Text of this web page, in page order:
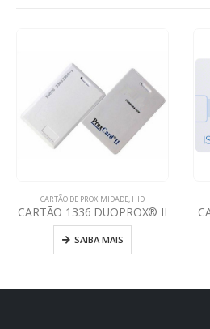
CARTÃO DE PROXIMIDADE, HID
CARTÃO ISOPROX® II 1386
SAIBA MAIS